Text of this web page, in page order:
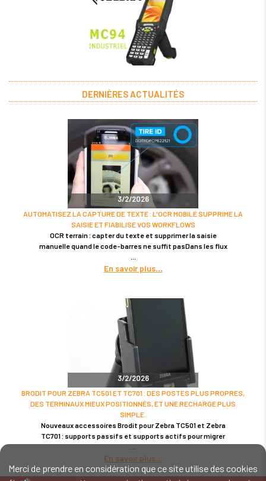
Merci de prendre en considération que ce site utilise des cookies
DERNIÈRES ACTUALITÉS
3/2/2026
AUTOMATISEZ LA CAPTURE DE TEXTE : L'OCR MOBILE SUPPRIME LA
SAISIE ET FIABILISE VOS WORKFLOWS
OCR terrain : capter du texte et supprimer la saisie
manuelle quand le code-barres ne suffit pasDans les flux
En savoir plus
3/2/2026
BRODIT POUR ZEBRA TC501 ET TC701 : DES POSTES PLUS PROPRES,
DES TERMINAUX MIEUX POSITIONNÉS, ET UNE RECHARGE PLUS
SIMPLE.
Nouveaux accessoires Brodit pour Zebra TC501 et Zebra
TC701 : supports passifs et supports actifs pour migrer
En savoir plus